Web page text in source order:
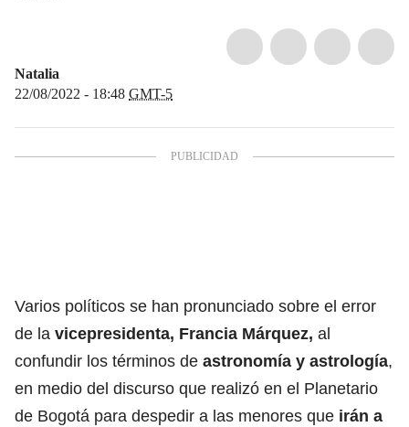
Natalia
22/08/2022 - 18:48 GMT-5
Varios políticos se han pronunciado sobre el error
de la vicepresidenta, Francia Márquez, al
confundir los términos de astronomía y astrología,
en medio del discurso que realizó en el Planetario
de Bogotá para despedir a las menores que irán a